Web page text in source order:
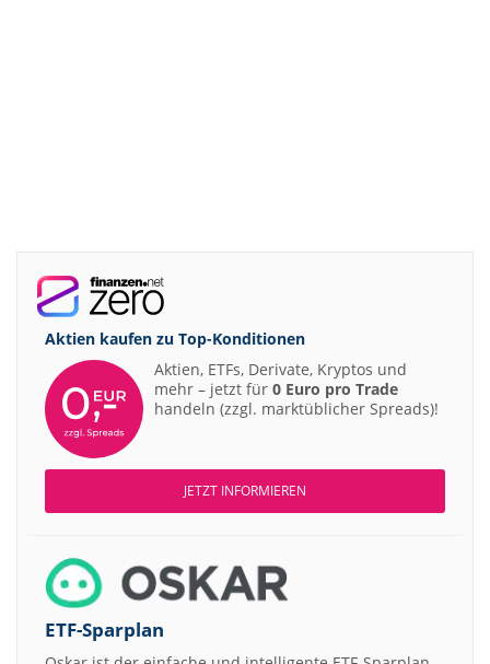
Aktien kaufen zu Top-Konditionen
Aktien, ETFs, Derivate, Kryptos und
mehr – jetzt für 0 Euro pro Trade
handeln (zzgl. marktüblicher Spreads)!
JETZT INFORMIEREN
ETF-Sparplan